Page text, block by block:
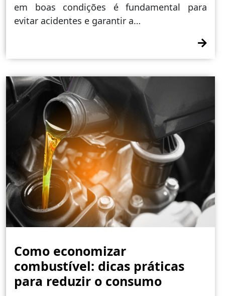
em boas condições é fundamental para
evitar acidentes e garantir a…
Como economizar
combustível: dicas práticas
para reduzir o consumo